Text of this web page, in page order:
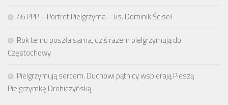
46 PPP – Portret Pielgrzyma – ks. Dominik Ściseł
Rok temu poszła sama, dziś razem pielgrzymują do
Częstochowy
Pielgrzymują sercem. Duchowi pątnicy wspierają Pieszą
Pielgrzymkę Drohiczyńską